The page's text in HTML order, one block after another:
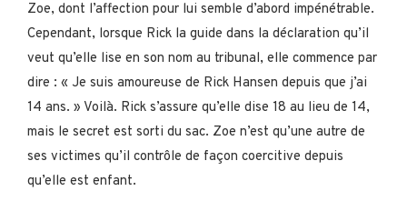
Zoe, dont l’affection pour lui semble d’abord impénétrable.
Cependant, lorsque Rick la guide dans la déclaration qu’il
veut qu’elle lise en son nom au tribunal, elle commence par
dire : « Je suis amoureuse de Rick Hansen depuis que j’ai
14 ans. » Voilà. Rick s’assure qu’elle dise 18 au lieu de 14,
mais le secret est sorti du sac. Zoe n’est qu’une autre de
ses victimes qu’il contrôle de façon coercitive depuis
qu’elle est enfant.